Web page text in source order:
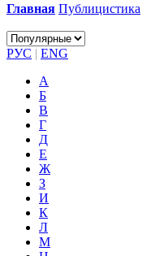
Главная Публицистика
РУС | ENG
А
Б
В
Г
Д
Е
Ж
З
И
К
Л
М